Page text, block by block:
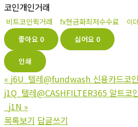
코인개인거래
비트코인퀵거래 fx현금화최저수수료 이
좋아요 0 싫어요 0
인쇄
« j6U_텔레@fundwash 신용카드코
j1Q_텔레@CASHFILTER365 알트코
_j1N »
목록보기 답글쓰기